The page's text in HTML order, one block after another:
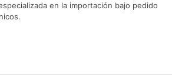
en la importación bajo pedido